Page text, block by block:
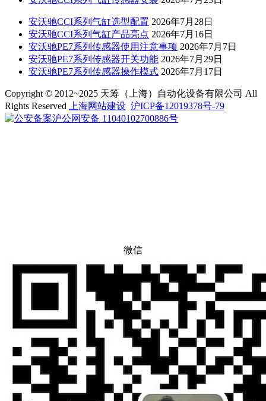
安沃驰CCI系列气缸选型配置 2026年7月28日
安沃驰CCI系列气缸产品亮点 2026年7月16日
安沃驰PE7系列传感器使用注意事项 2026年7月7日
安沃驰PE7系列传感器开关功能 2026年7月29日
安沃驰PE7系列传感器操作模式 2026年7月17日
Copyright © 2012~2025 天筹（上海）自动化设备有限公司 All
Rights Reserved
上海网站建设 沪ICP备12019378号-79
沪公网安备 11040102700886号
微信